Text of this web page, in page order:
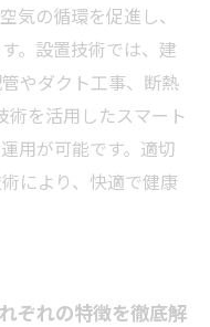
気の循環を促進し、
。設置技術では、建
やダクト工事、断熱
を活用したスマート
用が可能です。適切
により、快適で健康
ぞれの特徴を徹底解